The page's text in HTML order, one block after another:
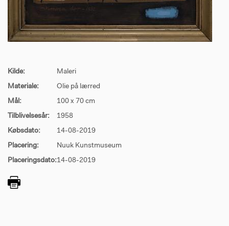
Kilde: Maleri
Materiale: Olie på lærred
Mål: 100 x 70 cm
Tilblivelsesår: 1958
Købsdato: 14-08-2019
Placering: Nuuk Kunstmuseum
Placeringsdato:14-08-2019